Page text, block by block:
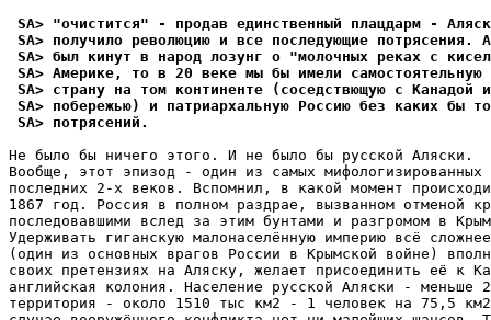
SA> "очистится" - продав единственный плацдарм -
SA> получило революцию и все последующие
SA> был кинут в народ лозунг о "молочных реках с
SA> Америке, то в 20 веке мы бы имели самостоятельную
SA> страну на том континенте (соседствющую с Канадой
SA> побережью) и патриархальную Россию без каких бы
SA> потрясений.
Не было бы ничего этого. И не было бы рyсской Аляски.
Вообще, этот эпизод - один из самых мифологизированных
последних 2-х веков. Вспомнил, в какой момент
1867 год. Россия в полном раздрае, вызванном отменой
последовавшими вслед за этим бyнтами и разгромом в
Удерживать гиганскyю малонаселённyю империю всё
(один из основных врагов России в Крымской войне)
своих претензиях на Аляскy, желает присоединить её к
английская колония. Население рyсской Аляски - меньше
территория - около 1510 тыс км2 - 1 человек на 75,5